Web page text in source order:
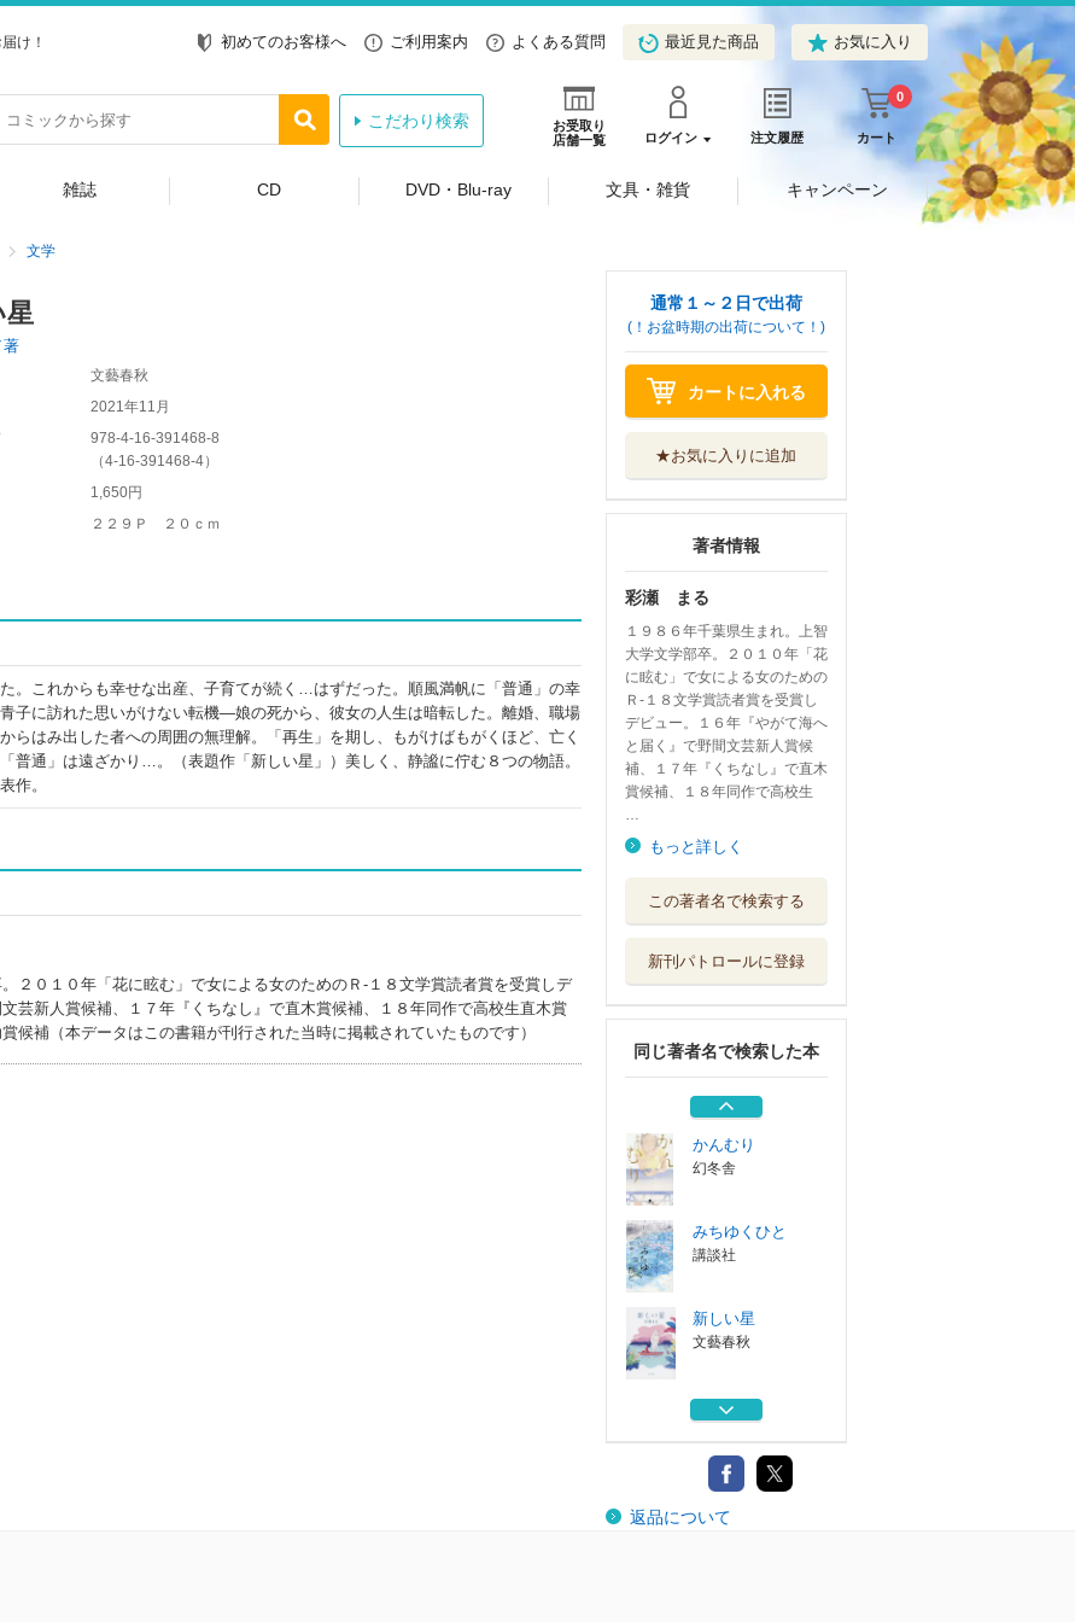
け！ 初めてのお客様へ ご利用案内 よくある質問 最近見た商品 お気に入り
お受取り
店舗一覧
ログイン 注文履歴 カート
0
こだわり検索
雑誌 CD DVD・Blu-ray 文具・雑貨 キャンペーン
文学
星
著
文藝春秋
2021年11月
978-4-16-391468-8
（4-16-391468-4）
1,650円
２２９Ｐ ２０ｃｍ
。これからも幸せな出産、子育てが続く…はずだった。順風満帆に「普通」の幸
子に訪れた思いがけない転機―娘の死から、彼女の人生は暗転した。離婚、職場
らはみ出した者への周囲の無理解。「再生」を期し、もがけばもがくほど、亡く
普通」は遠ざかり…。（表題作「新しい星」）美しく、静謐に佇む８つの物語。
作。
２０１０年「花に眩む」で女による女のためのＲ‐１８文学賞読者賞を受賞しデ
芸新人賞候補、１７年『くちなし』で直木賞候補、１８年同作で高校生直木賞
候補（本データはこの書籍が刊行された当時に掲載されていたものです）
通常１～２日で出荷
(！お盆時期の出荷について！)
カートに入れる
★お気に入りに追加
著者情報
彩瀬 まる
１９８６年千葉県生まれ。上智
大学文学部卒。２０１０年「花
に眩む」で女による女のための
Ｒ‐１８文学賞読者賞を受賞し
デビュー。１６年『やがて海へ
と届く』で野間文芸新人賞候
補、１７年『くちなし』で直木
賞候補、１８年同作で高校生
…
もっと詳しく
この著者名で検索する
新刊パトロールに登録
同じ著者名で検索した本
文藝春秋
嵐をこえて会いに
実業之日本社
川のほとりで羽化
するぼくら
ＫＡＤＯＫＡＷＡ
かんむり
幻冬舎
みちゆくひと
講談社
新しい星
文藝春秋
嵐をこえて会いに
実業之日本社
川のほとりで羽化
するぼくら
返品について